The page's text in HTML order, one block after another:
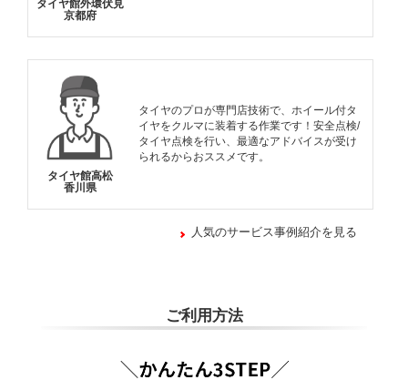
タイヤ館外環伏見
京都府
タイヤ館高松
香川県
タイヤのプロが専門店技術で、ホイール付タ
イヤをクルマに装着する作業です！安全点検/
タイヤ点検を行い、最適なアドバイスが受け
られるからおススメです。
人気のサービス事例紹介を見る
ご利用方法